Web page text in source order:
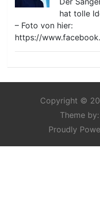
hat tolle
– Foto von hier:
https://
Copyright ©
Theme by:
Proudly